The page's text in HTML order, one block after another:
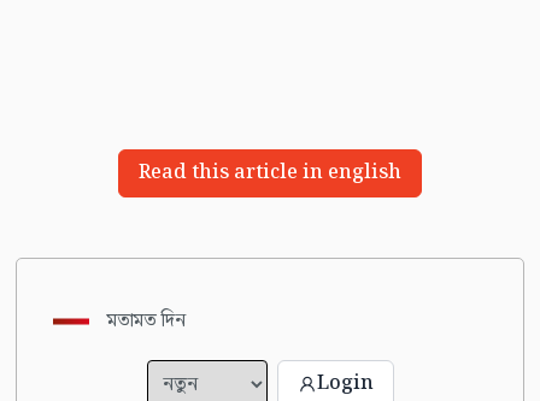
Read this article in english
মতামত দিন
Login